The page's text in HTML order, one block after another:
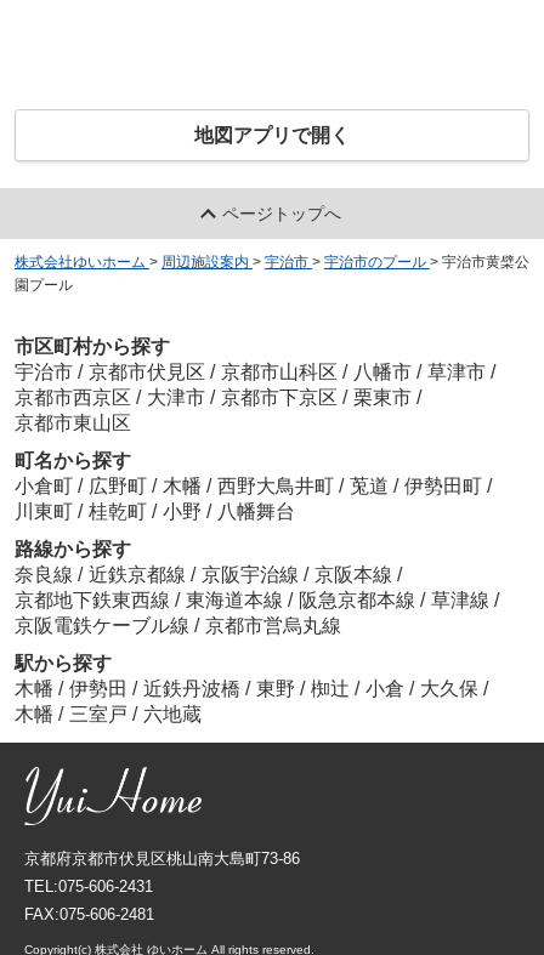
地図アプリで開く
ページトップへ
株式会社ゆいホーム > 周辺施設案内 > 宇治市 > 宇治市のプール > 宇治市黄檗公
園プール
市区町村から探す
宇治市 / 京都市伏見区 / 京都市山科区 / 八幡市 / 草津市 /
京都市西京区 / 大津市 / 京都市下京区 / 栗東市 /
京都市東山区
町名から探す
小倉町 / 広野町 / 木幡 / 西野大鳥井町 / 莵道 / 伊勢田町 /
川東町 / 桂乾町 / 小野 / 八幡舞台
路線から探す
奈良線 / 近鉄京都線 / 京阪宇治線 / 京阪本線 /
京都地下鉄東西線 / 東海道本線 / 阪急京都本線 / 草津線 /
京阪電鉄ケーブル線 / 京都市営烏丸線
駅から探す
木幡 / 伊勢田 / 近鉄丹波橋 / 東野 / 椥辻 / 小倉 / 大久保 /
木幡 / 三室戸 / 六地蔵
京都府京都市伏見区桃山南大島町73-86
TEL:075-606-2431
FAX:075-606-2481
Copyright(c) 株式会社 ゆいホーム All rights reserved.